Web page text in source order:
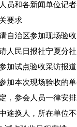
员和各新闻单位记
要求
请自治区参加现场验
人民日报社宁夏分
加试点验收采访报
参加本次现场验收的
，参会人员一律安
途换人， 所在单位